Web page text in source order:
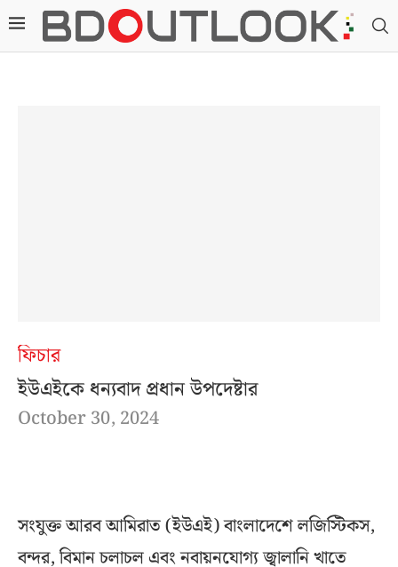
ফিচার
ইউএইকে ধন্যবাদ প্রধান উপদেষ্টার
October 30, 2024
সংযুক্ত আরব আমিরাত (ইউএই) বাংলাদেশে লজিস্টিকস,
বন্দর, বিমান চলাচল এবং নবায়নযোগ্য জ্বালানি খাতে